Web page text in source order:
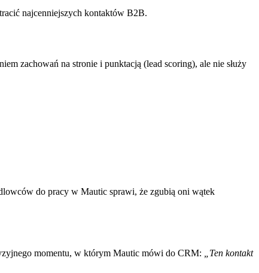
najcenniejszych kontaktów B2B.
zachowań na stronie i punktacją (lead scoring), ale nie służy
do pracy w Mautic sprawi, że zgubią oni wątek
momentu, w którym Mautic mówi do CRM:
„Ten kontakt